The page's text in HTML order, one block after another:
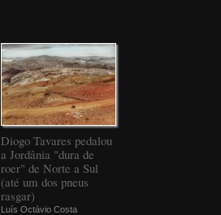
Diogo Tavares pedalou
a Jordânia "dura de
roer" de Norte a Sul
(até um dos pneus
rasgar)
Luís Octávio Costa